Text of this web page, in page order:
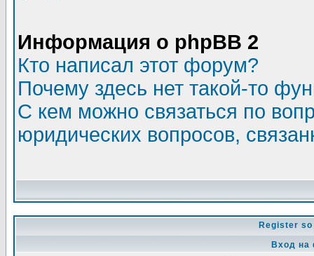
Информация о phpBB 2
Кто написал этот форум?
Почему здесь нет такой-то
С кем можно связаться по
юридических вопросов,
Register
Вход на